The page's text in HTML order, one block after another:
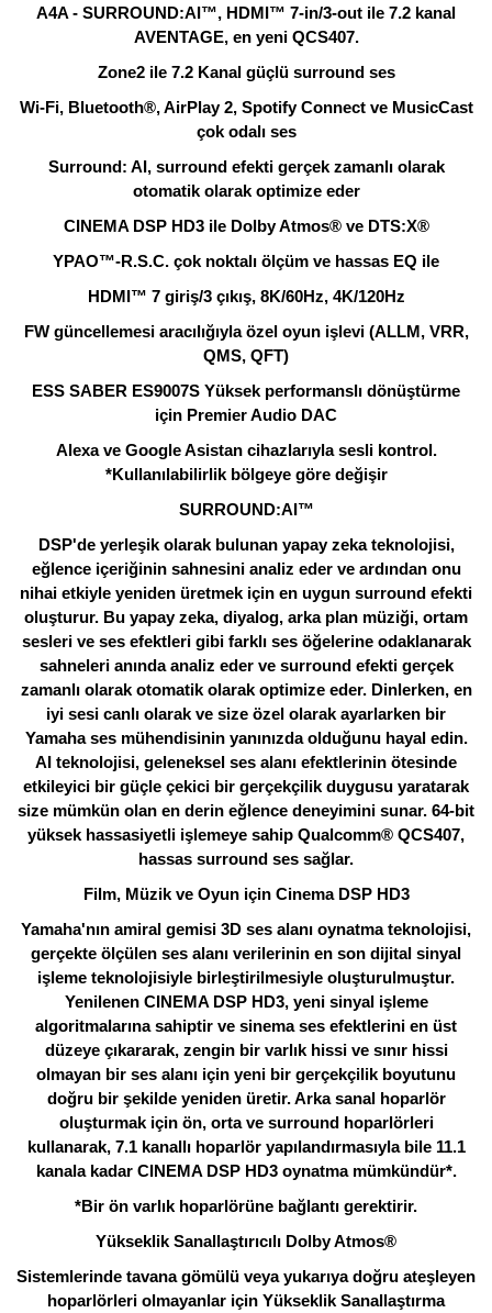
A4A - SURROUND:AI™, HDMI™ 7-in/3-out ile 7.2 kanal
AVENTAGE, en yeni QCS407.
Zone2 ile 7.2 Kanal güçlü surround ses
Wi-Fi, Bluetooth®, AirPlay 2, Spotify Connect ve MusicCast
çok odalı ses
Surround: AI, surround efekti gerçek zamanlı olarak
otomatik olarak optimize eder
CINEMA DSP HD3 ile Dolby Atmos® ve DTS:X®
YPAO™-R.S.C. çok noktalı ölçüm ve hassas EQ ile
HDMI™ 7 giriş/3 çıkış, 8K/60Hz, 4K/120Hz
FW güncellemesi aracılığıyla özel oyun işlevi (ALLM, VRR,
QMS, QFT)
ESS SABER ES9007S Yüksek performanslı dönüştürme
için Premier Audio DAC
Alexa ve Google Asistan cihazlarıyla sesli kontrol.
*Kullanılabilirlik bölgeye göre değişir
SURROUND:AI™
DSP'de yerleşik olarak bulunan yapay zeka teknolojisi,
eğlence içeriğinin sahnesini analiz eder ve ardından onu
nihai etkiyle yeniden üretmek için en uygun surround efekti
oluşturur. Bu yapay zeka, diyalog, arka plan müziği, ortam
sesleri ve ses efektleri gibi farklı ses öğelerine odaklanarak
sahneleri anında analiz eder ve surround efekti gerçek
zamanlı olarak otomatik olarak optimize eder. Dinlerken, en
iyi sesi canlı olarak ve size özel olarak ayarlarken bir
Yamaha ses mühendisinin yanınızda olduğunu hayal edin.
AI teknolojisi, geleneksel ses alanı efektlerinin ötesinde
etkileyici bir güçle çekici bir gerçekçilik duygusu yaratarak
size mümkün olan en derin eğlence deneyimini sunar. 64-bit
yüksek hassasiyetli işlemeye sahip Qualcomm® QCS407,
hassas surround ses sağlar.
Film, Müzik ve Oyun için Cinema DSP HD3
Yamaha'nın amiral gemisi 3D ses alanı oynatma teknolojisi,
gerçekte ölçülen ses alanı verilerinin en son dijital sinyal
işleme teknolojisiyle birleştirilmesiyle oluşturulmuştur.
Yenilenen CINEMA DSP HD3, yeni sinyal işleme
algoritmalarına sahiptir ve sinema ses efektlerini en üst
düzeye çıkararak, zengin bir varlık hissi ve sınır hissi
olmayan bir ses alanı için yeni bir gerçekçilik boyutunu
doğru bir şekilde yeniden üretir. Arka sanal hoparlör
oluşturmak için ön, orta ve surround hoparlörleri
kullanarak, 7.1 kanallı hoparlör yapılandırmasıyla bile 11.1
kanala kadar CINEMA DSP HD3 oynatma mümkündür*.
*Bir ön varlık hoparlörüne bağlantı gerektirir.
Yükseklik Sanallaştırıcılı Dolby Atmos®
Sistemlerinde tavana gömülü veya yukarıya doğru ateşleyen
hoparlörleri olmayanlar için Yükseklik Sanallaştırma